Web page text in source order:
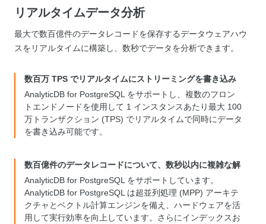
リアルタイムデータ分析
最大で数百億件のデータレコードを保存するデータウェアハウ
スをリアルタイムに構築し、数秒でデータを分析できます。
数百万 TPS でリアルタイムにストリーミングを書き込み
AnalyticDB for PostgreSQL をサポートし、複数のフロン
トエンドノードを使用して 1 インスタンスあたり最大 100
万トランザクション (TPS) でリアルタイムで同時にデータ
を書き込み可能です。
数百億件のデータレコードについて、数秒以内に複雑な解
析が可能
AnalyticDB for PostgreSQL をサポートしています。
AnalyticDB for PostgreSQL は超並列処理 (MPP) アーキテ
クチャとベクトル計算エンジンを備え、ハードウェアを活
用して実行効率を向上しています。さらにインデックスお